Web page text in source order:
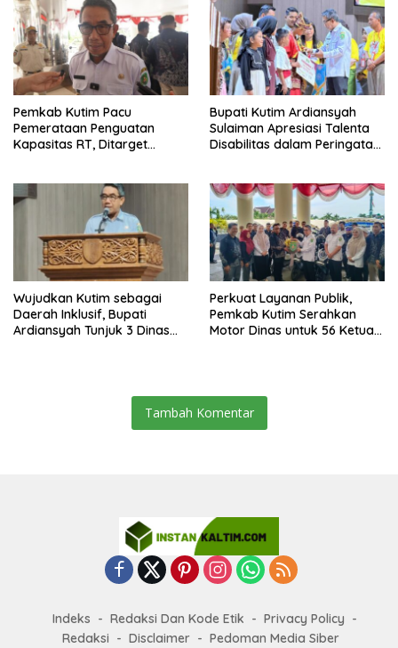
Pemkab Kutim Pacu
Pemerataan Penguatan
Kapasitas RT, Ditarget
Bupati Kutim Ardiansyah
Sulaiman Apresiasi Talenta
Disabilitas dalam Peringatan
Wujudkan Kutim sebagai
Daerah Inklusif, Bupati
Ardiansyah Tunjuk 3 Dinas
Perkuat Layanan Publik,
Pemkab Kutim Serahkan
Motor Dinas untuk 56 Ketua
Tambah Komentar
Indeks Redaksi Dan Kode Etik
Privacy Policy
Redaksi
Disclaimer Pedoman Media Siber